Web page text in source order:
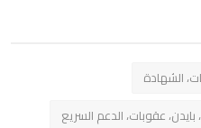
الشهادة
عقوبات، الدعم السريع